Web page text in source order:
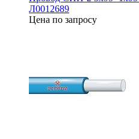
Л0012689
Цена по запросу